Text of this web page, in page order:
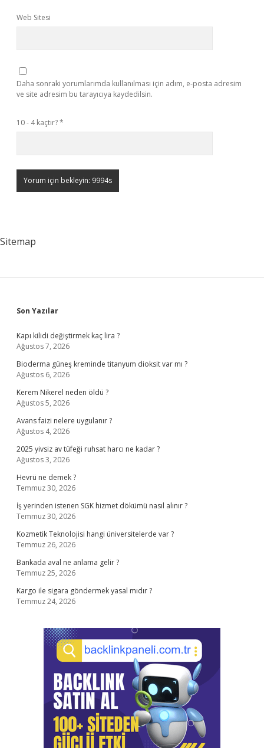
Web Sitesi
Daha sonraki yorumlarımda kullanılması için adım, e-posta adresim
ve site adresim bu tarayıcıya kaydedilsin.
10 - 4 kaçtır?*
Sitemap
Sidebar
Son Yazılar
Kapı kilidi değiştirmek kaç lira ?
Ağustos 7, 2026
Bioderma güneş kreminde titanyum dioksit var mı ?
Ağustos 6, 2026
Kerem Nikerel neden öldü ?
Ağustos 5, 2026
Avans faizi nelere uygulanır ?
Ağustos 4, 2026
2025 yivsiz av tüfeği ruhsat harcı ne kadar ?
Ağustos 3, 2026
Hevrü ne demek ?
Temmuz 30, 2026
İş yerinden istenen SGK hizmet dökümü nasıl alınır ?
Temmuz 30, 2026
Kozmetik Teknolojisi hangi üniversitelerde var ?
Temmuz 26, 2026
Bankada aval ne anlama gelir ?
Temmuz 25, 2026
Kargo ile sigara göndermek yasal mıdır ?
Temmuz 24, 2026